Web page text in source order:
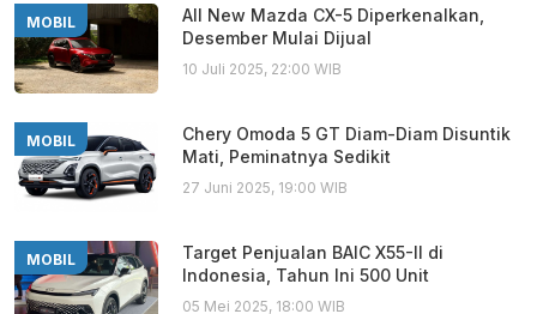
MOBIL
All New Mazda CX-5 Diperkenalkan,
Desember Mulai Dijual
10 Juli 2025, 22:00 WIB
MOBIL
Chery Omoda 5 GT Diam-Diam Disuntik
Mati, Peminatnya Sedikit
27 Juni 2025, 19:00 WIB
MOBIL
Target Penjualan BAIC X55-II di
Indonesia, Tahun Ini 500 Unit
05 Mei 2025, 18:00 WIB